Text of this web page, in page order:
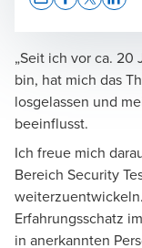
„Seit ich vor ca.
bin, hat mich das
losgelassen und
beeinflusst.
Ich freue mich
Bereich Security
Erfahrungsschatz
in anerkannten
Dr. Antje Winkler
Partnerin,